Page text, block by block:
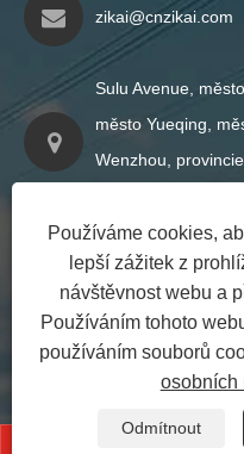
zikai@cnzikai.com
Sulu Avenue,
město Yueqing,
Wenzhou,
Copyright © 2024
práva vyhrazenaLinks|
ochrany
Používáme cookies,
lepší zážitek z
návštěvnost webu a
Používáním tohoto
používáním souborů
osobních
Odmítnout